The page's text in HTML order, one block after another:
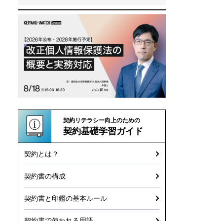
契約リテラシー向上のための
契約基礎学習ガイド
契約とは？
契約書の構成
契約書と印鑑の基本ルール